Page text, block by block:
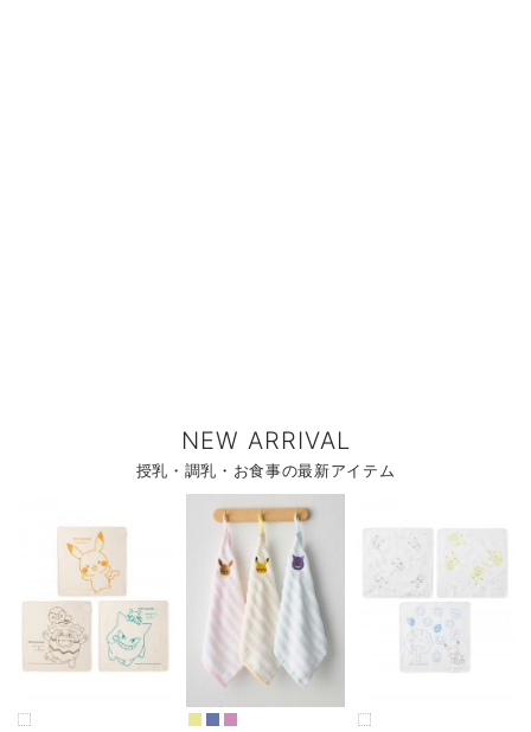
NEW ARRIVAL
授乳・調乳・お食事の最新アイテム